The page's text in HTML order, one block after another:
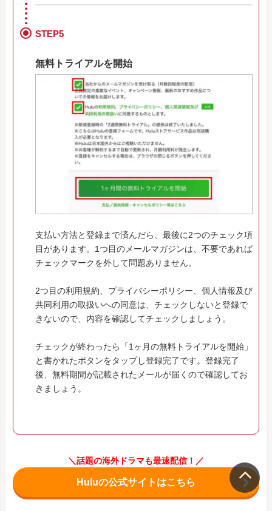
STEP5
無料トライアルを開始
支払い方法と登録まで済んだら、最後に2つのチェック項
目があります。1つ目のメールマガジンは、不要であれば
チェックマークを外して問題ありません。
2つ目の利用規約、プライバシーポリシー、個人情報及び
共同利用の取扱いへの同意は、チェックしないと登録で
きないので、内容を確認してチェックしましょう。
チェックが終わったら「1ヶ月の無料トライアルを開始」
と書かれたボタンをタップし登録完了です。登録完了
後、無料期間が記載されたメールが届くので確認してお
きましょう。
＼話題の海外ドラマも最速配信！／
Huluの公式サイトはこちら